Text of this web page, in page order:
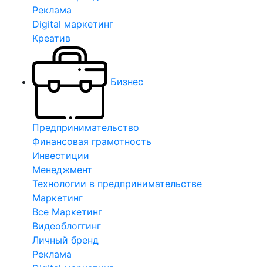
Реклама
Digital маркетинг
Креатив
Бизнес
Предпринимательство
Финансовая грамотность
Инвестиции
Менеджмент
Технологии в предпринимательстве
Маркетинг
Все Маркетинг
Видеоблоггинг
Личный бренд
Реклама